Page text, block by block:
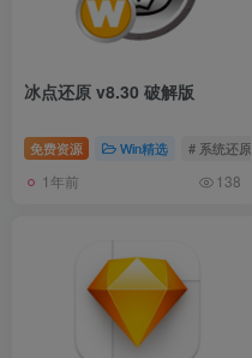
冰点还原 v8.30 破解版
免费资源 Win精选 # 系统还原
1年前 138